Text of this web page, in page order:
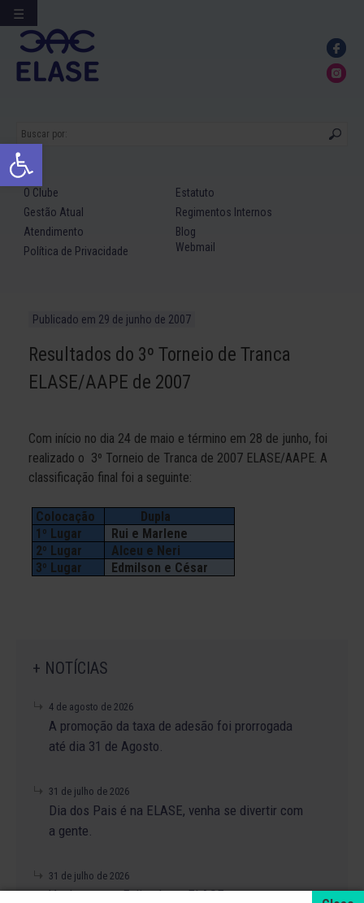
Abrir a barra de ferramentas
Ir
para
conteúdo
O Clube
Estatuto
Gestão Atual
Regimentos Internos
Atendimento
Blog
Política de Privacidade
Webmail
Publicado em 29 de junho de 2007
Resultados do 3º Torneio de Tranca
ELASE/AAPE de 2007
Com início no dia 24 de maio e término em 28 de junho, foi
realizado o 3º Torneio de Tranca de 2007 ELASE/AAPE. A
classificação final foi a seguinte:
Colocação
Dupla
1º Lugar
Rui e Marlene
2º Lugar
Alceu e Neri
3º Lugar
Edmilson e César
+ NOTÍCIAS
4 de agosto de 2026
A promoção da taxa de adesão foi prorrogada
até dia 31 de Agosto.
31 de julho de 2026
Dia dos Pais é na ELASE, venha se divertir com
a gente.
31 de julho de 2026
Venha para a Feijoada na ELASE.
☰